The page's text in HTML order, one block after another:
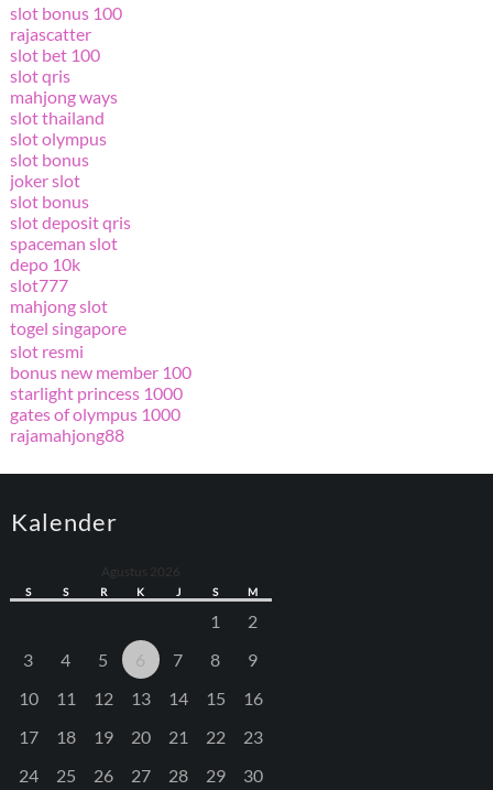
slot bonus 100
rajascatter
slot bet 100
slot qris
mahjong ways
slot thailand
slot olympus
slot bonus
joker slot
slot bonus
slot deposit qris
spaceman slot
depo 10k
slot777
mahjong slot
togel singapore
slot resmi
bonus new member 100
starlight princess 1000
gates of olympus 1000
rajamahjong88
Kalender
Agustus 2026
S S R K J S M
1
2
3
4 5 6 7 8
9
10
11 12 13 14 15
16
17
18 19 20 21 22
23
24
25 26 27 28 29 30